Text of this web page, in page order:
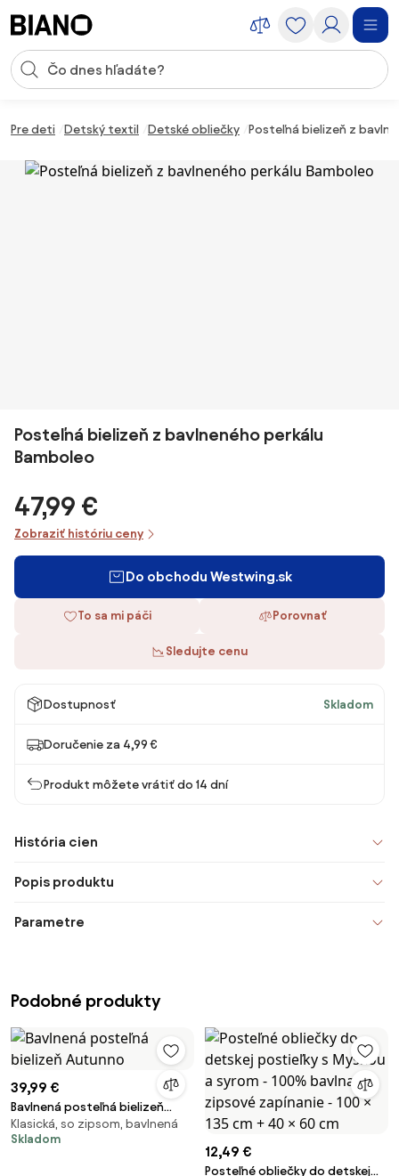
Vstup pre vyhľadávanie
Pre deti Detský textil Detské obliečky Posteľná bielizeň z
Posteľná bielizeň z bavlneného perkálu
Bamboleo
47,99 €
Zobraziť históriu ceny
Do obchodu Westwing.sk
To sa mi páči Porovnať
Sledujte cenu
Dostupnosť Skladom
Doručenie za 4,99 €
Produkt môžete vrátiť do 14 dní
História cien
Popis produktu
Parametre
Podobné produkty
39,99 €
Bavlnená posteľná bielizeň
Autunno
Klasická, so zipsom, bavlnená
Skladom
12,49 €
Posteľné obliečky do detskej